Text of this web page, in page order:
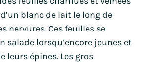
blanc de lait le long de
nervures. Ces feuilles se
salade lorsqu’encore jeunes et
leurs épines. Les gros